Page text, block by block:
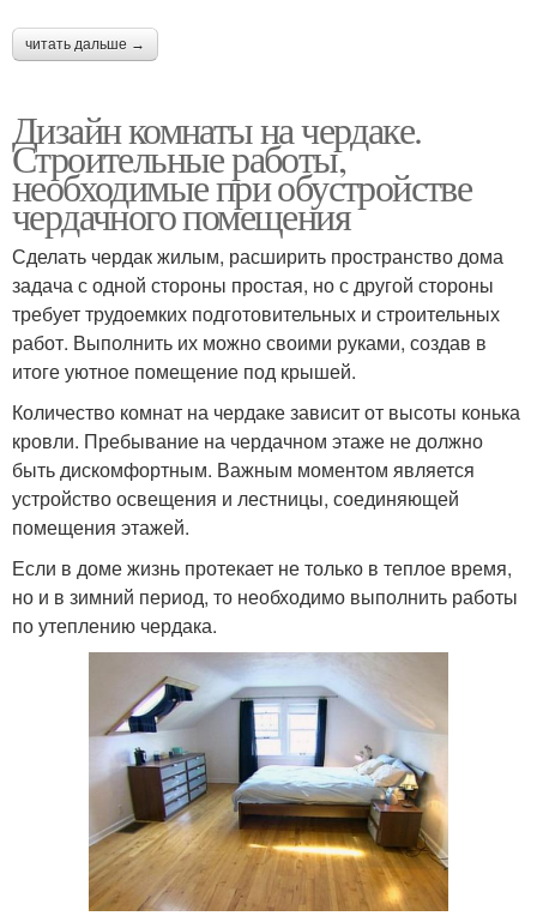
читать дальше →
Дизайн комнаты на чердаке.
Строительные работы,
необходимые при обустройстве
чердачного помещения
Сделать чердак жилым, расширить пространство дома
задача с одной стороны простая, но с другой стороны
требует трудоемких подготовительных и строительных
работ. Выполнить их можно своими руками, создав в
итоге уютное помещение под крышей.
Количество комнат на чердаке зависит от высоты конька
кровли. Пребывание на чердачном этаже не должно
быть дискомфортным. Важным моментом является
устройство освещения и лестницы, соединяющей
помещения этажей.
Если в доме жизнь протекает не только в теплое время,
но и в зимний период, то необходимо выполнить работы
по утеплению чердака.